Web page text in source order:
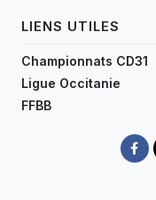
LIENS UTILES
Championnats CD31
Ligue Occitanie
FFBB